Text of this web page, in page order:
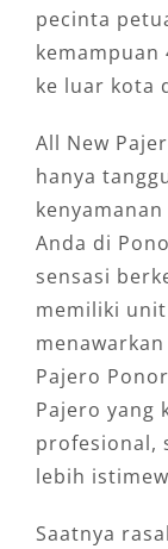
pecinta
kemampuan
ke luar kota
All New
hanya
Anda di
sensasi
memiliki
Pajero
Pajero yang
profesional,
lebih
Saatnya